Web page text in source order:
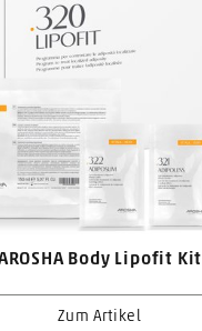
Body Lipofit Kit
Zum Artikel